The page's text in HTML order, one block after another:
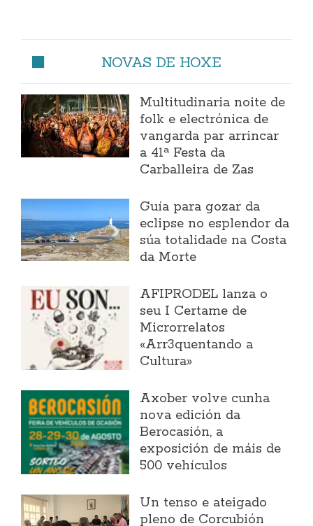
NOVAS DE HOXE
Multitudinaria noite de
folk e electrónica de
vangarda par arrincar
a 41ª Festa da
Carballeira de Zas
Guía para gozar da
eclipse no esplendor da
súa totalidade na Costa
da Morte
AFIPRODEL lanza o
seu I Certame de
Microrrelatos
«Arr3quentando a
Cultura»
Axober volve cunha
nova edición da
Berocasión, a
exposición de máis de
500 vehículos
Un tenso e ateigado
pleno de Corcubión